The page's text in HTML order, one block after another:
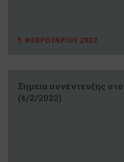
5 ΦΕΒΡΟΥΑΡΙΟΥ 2022
Σημεία συνέντευξης
(4/2/2022)